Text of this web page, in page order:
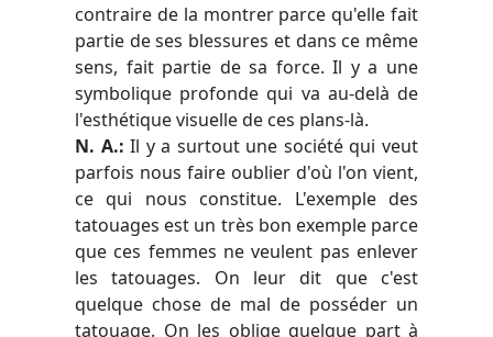
contraire de la montrer parce qu'elle fait
partie de ses blessures et dans ce même
sens, fait partie de sa force. Il y a une
symbolique profonde qui va au-delà de
l'esthétique visuelle de ces plans-là.
N. A.:Il y a surtout une société qui veut
parfois nous faire oublier d'où l'on vient,
ce qui nous constitue. L'exemple des
tatouages est un très bon exemple parce
que ces femmes ne veulent pas enlever
les tatouages. On leur dit que c'est
quelque chose de mal de posséder un
tatouage. On les oblige quelque part à